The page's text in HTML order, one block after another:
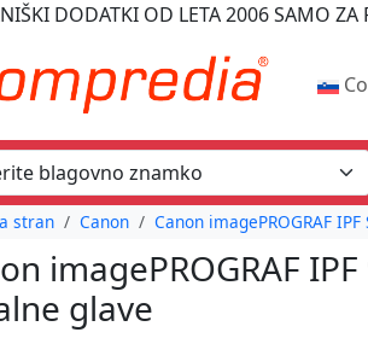
DODATKI OD LETA 2006SAMO ZA
stran Canon Canon imagePROGRAF IPF
imagePROGRAF
glave